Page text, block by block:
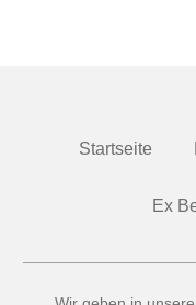
Startseite
Ex